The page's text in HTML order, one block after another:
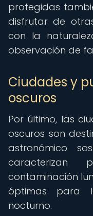
protegidas
disfrutar de
con la
observación de
Ciudades y
oscuros
Por último, las
oscuros son
astronómico
contaminación
óptimas para
nocturno.